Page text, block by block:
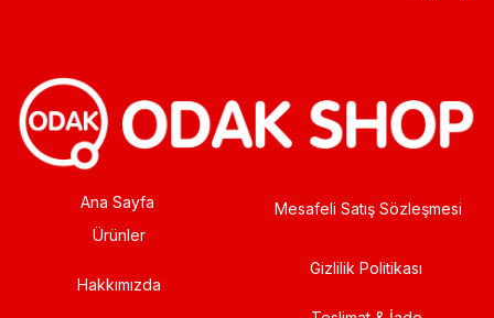
Ana Sayfa
Ürünler
Hakkımızda
Mesafeli Satış Sözleşmesi
Gizlilik Politikası